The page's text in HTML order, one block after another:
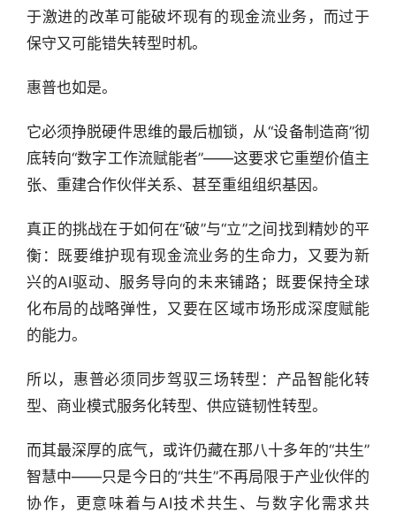
于激进的改革可能破坏现有的现金流业务，而过于
保守又可能错失转型时机。
惠普也如是。
它必须挣脱硬件思维的最后枷锁，从“设备制造商”彻
底转向“数字工作流赋能者”——这要求它重塑价值主
张、重建合作伙伴关系、甚至重组组织基因。
真正的挑战在于如何在“破”与“立”之间找到精妙的平
衡：既要维护现有现金流业务的生命力，又要为新
兴的AI驱动、服务导向的未来铺路；既要保持全球
化布局的战略弹性，又要在区域市场形成深度赋能
的能力。
所以，惠普必须同步驾驭三场转型：产品智能化转
型、商业模式服务化转型、供应链韧性转型。
而其最深厚的底气，或许仍藏在那八十多年的“共生”
智慧中——只是今日的“共生”不再局限于产业伙伴的
协作，更意味着与AI技术共生、与数字化需求共